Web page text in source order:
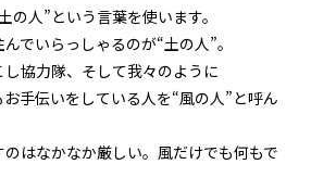
の人”という言葉を使います。
でいらっしゃるのが“土の人”。
協力隊、そして我々のように
手伝いをしている人を“風の人”と呼ん
はなかなか厳しい。風だけでも何もで